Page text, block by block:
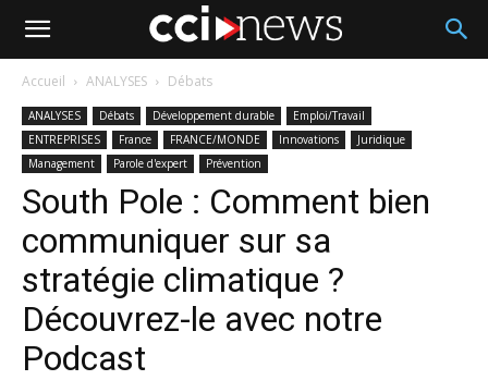
Accueil ANALYSES Débats
ANALYSES Débats Développement durable
Emploi/Travail
ENTREPRISES
France FRANCE/MONDE Innovations
Juridique
Management
Parole d'expert Prévention
South Pole : Comment bien
communiquer sur sa
stratégie climatique ?
Découvrez-le avec notre
Podcast